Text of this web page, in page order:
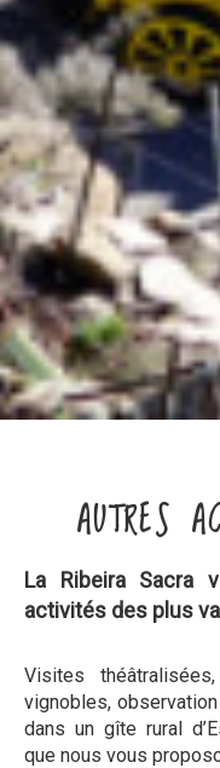
AUTRES
La Ribeira Sacra
activités des plus
Visites
vignobles,
dans un gîte rural
que nous vous